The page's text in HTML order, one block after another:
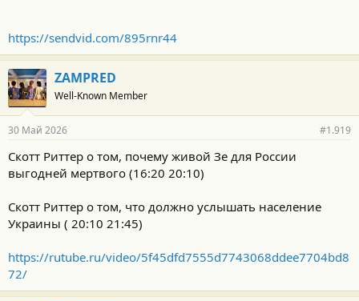
https://sendvid.com/895rnr44
ZAMPRED
Well-Known Member
30 Май 2026 #1.919
Скотт Риттер о том, почему живой Зе для России
выгодней мертвого (16:20 20:10)
Скотт Риттер о том, что должно услышать население
Украины ( 20:10 21:45)
https://rutube.ru/video/5f45dfd7555d7743068ddee7704bd8
72/